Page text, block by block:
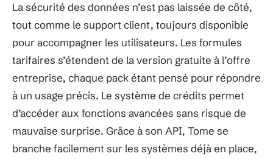
La sécurité des données n’est pas laissée de côté,
tout comme le support client, toujours disponible
pour accompagner les utilisateurs. Les formules
tarifaires s’étendent de la version gratuite à l’offre
entreprise, chaque pack étant pensé pour répondre
à un usage précis. Le système de crédits permet
d’accéder aux fonctions avancées sans risque de
mauvaise surprise. Grâce à son API, Tome se
branche facilement sur les systèmes déjà en place,